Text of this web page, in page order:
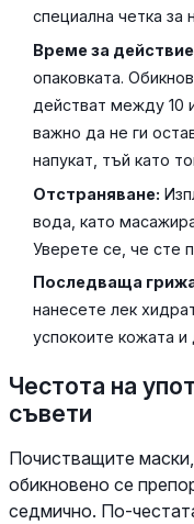
специална четка за
Време за
опаковката.
действат между 10
важно да не ги
напукат, тъй като
Отстраняване:
вода, като
Уверете се, че сте
Последваща
нанесете лек
успокоите кожата
Честота на
съвети
Почистващите маски,
обикновено се
седмично. По-